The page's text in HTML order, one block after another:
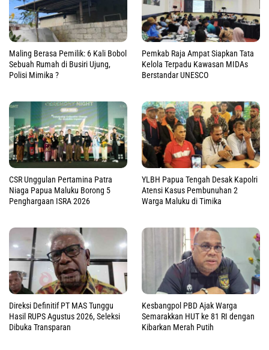
Maling Berasa Pemilik: 6 Kali Bobol
Sebuah Rumah di Busiri Ujung,
Polisi Mimika ?
Pemkab Raja Ampat Siapkan Tata
Kelola Terpadu Kawasan MIDAs
Berstandar UNESCO
CSR Unggulan Pertamina Patra
Niaga Papua Maluku Borong 5
Penghargaan ISRA 2026
YLBH Papua Tengah Desak Kapolri
Atensi Kasus Pembunuhan 2
Warga Maluku di Timika
Direksi Definitif PT MAS Tunggu
Hasil RUPS Agustus 2026, Seleksi
Dibuka Transparan
Kesbangpol PBD Ajak Warga
Semarakkan HUT ke 81 RI dengan
Kibarkan Merah Putih